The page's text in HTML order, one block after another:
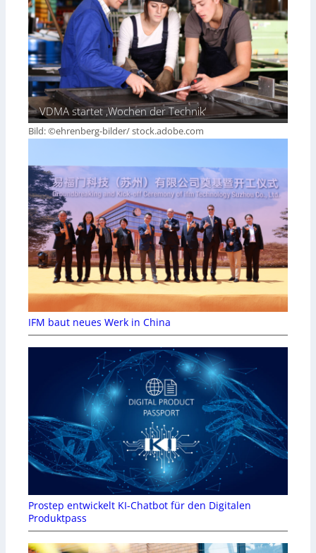
VDMA startet ‚Wochen der Technik‘
Bild: ©ehrenberg-bilder/ stock.adobe.com
IFM baut neues Werk in China
Prostep entwickelt KI-Chatbot für den Digitalen
Produktpass